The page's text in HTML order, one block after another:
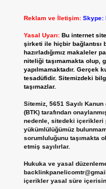
Reklam ve İletişim: Skype:
Yasal Uyarı: Bu internet
şirketi ile hiçbir bağlantısı
hazırladığımız makaleler
niteliği taşımamakta olup,
yapılmamaktadır. Gerçek
tesadüfidir. Sitemizdeki
taşımazlar.
Sitemiz, 5651 Sayılı
(BTK) tarafından
nedenle, sitedeki içerikleri
yükümlülüğümüz
sorumluluğunu taşımakta
etmiş sayılırlar.
Hukuka ve yasal
içerikler yasal süre